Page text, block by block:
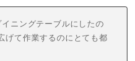
ニングテーブルにしたの
げて作業するのにとても都